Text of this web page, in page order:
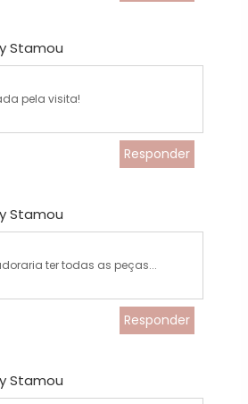
Stamou
pela visita!
Responder
Stamou
ter todas as peças...
Responder
Stamou